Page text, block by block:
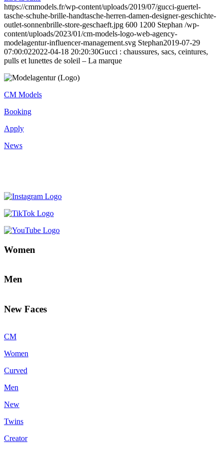
https://cmmodels.fr/wp-content/uploads/2019/07/gucci-guertel-
tasche-schuhe-brille-handtasche-herren-damen-designer-geschichte-
outlet-sonnenbrille-store-geschaeft.jpg 600 1200 Stephan /wp-
content/uploads/2023/01/cm-models-logo-web-agency-
modelagentur-influencer-management.svg Stephan2019-07-29
07:00:022022-04-18 20:20:30Gucci : chaussures, sacs, ceintures,
pulls et lunettes de soleil – La marque
CM Models
Booking
Apply
News
Women
Men
New Faces
CM
Women
Curved
Men
New
Twins
Creator